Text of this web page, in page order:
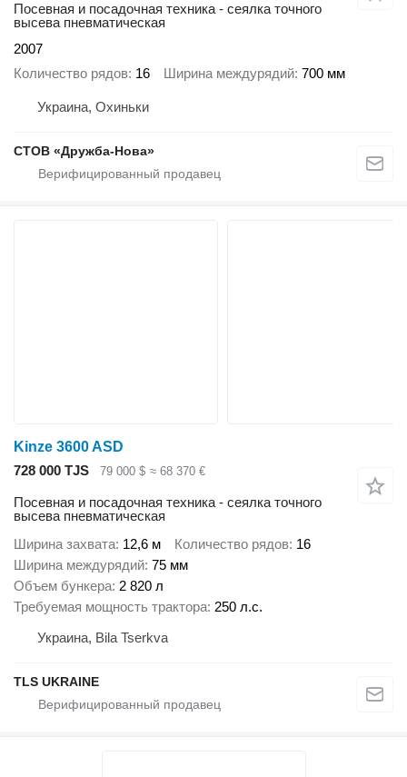
Посевная и посадочная техника - сеялка точного
высева пневматическая
2007
Количество рядов 16 Ширина междурядий 700 мм
Украина, Охиньки
СТОВ «Дружба-Нова»
Kinze 3600 ASD
728 000 TJS
79 000 $ ≈ 68 370 €
Посевная и посадочная техника - сеялка точного
высева пневматическая
Ширина захвата 12,6 м Количество рядов 16
Ширина междурядий 75 мм
Объем бункера 2 820 л
Требуемая мощность трактора 250 л.с.
Украина, Bila Tserkva
TLS UKRAINE